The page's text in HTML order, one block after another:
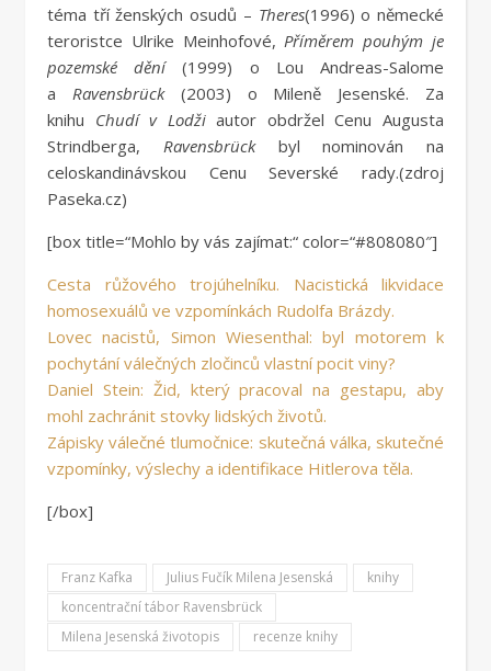
téma tří ženských osudů – Theres(1996) o německé
teroristce Ulrike Meinhofové,Příměrem pouhým je
pozemské dění
(1999) o Lou Andreas-Salome
a Ravensbrück(2003) o Mileně Jesenské. Za
knihu Chudí v Lodžiautor obdržel Cenu Augusta
Strindberga, Ravensbrückbyl nominován na
celoskandinávskou Cenu Severské rady.(zdroj
Paseka.cz)
[box title=“Mohlo by vás zajímat:“ color=“#808080″]
Cesta růžového trojúhelníku. Nacistická likvidace
homosexuálů ve vzpomínkách Rudolfa Brázdy.
Lovec nacistů, Simon Wiesenthal: byl motorem k
pochytání válečných zločinců vlastní pocit viny?
Daniel Stein: Žid, který pracoval na gestapu, aby
mohl zachránit stovky lidských životů.
Zápisky válečné tlumočnice: skutečná válka, skutečné
vzpomínky, výslechy a identifikace Hitlerova těla.
[/box]
Franz Kafka Julius Fučík Milena Jesenská
knihy
koncentrační tábor Ravensbrück
Milena Jesenská životopis
recenze knihy